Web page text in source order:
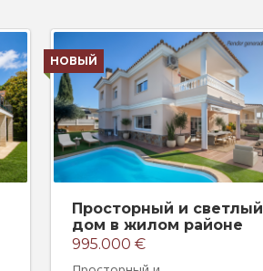
НОВЫЙ
Просторный и светлый
дом в жилом районе
995.000 €